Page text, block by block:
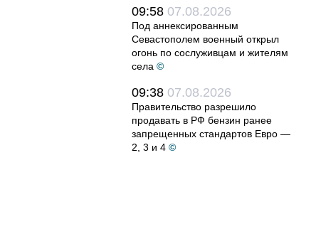
09:58 07.08.2026
Под аннексированным
Севастополем военный открыл
огонь по сослуживцам и жителям
села ©
09:38 07.08.2026
Правительство разрешило
продавать в РФ бензин ранее
запрещенных стандартов Евро —
2, 3 и 4 ©